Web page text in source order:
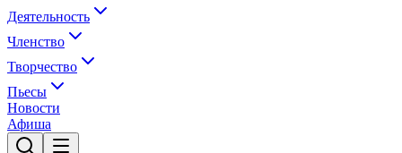
Деятельность
Членство
Творчество
Пьесы
Новости
Афиша